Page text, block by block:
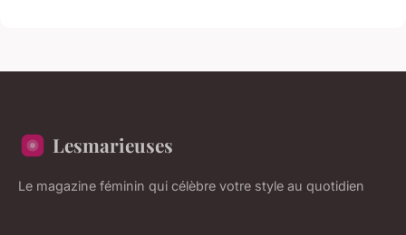
Lesmarieuses
Le magazine féminin qui célèbre votre style au quotidien